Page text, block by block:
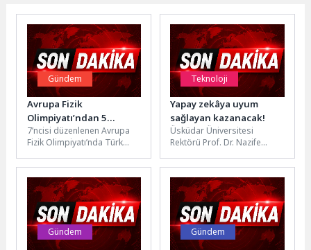
Gündem
Avrupa Fizik
Olimpiyatı’ndan 5
Madalyayla Döndüler
7’ncisi düzenlenen Avrupa
Fizik Olimpiyatı’nda Türk
ve 1 Bronz madalya...
Teknoloji
Yapay zekâya uyum
sağlayan kazanacak!
Üsküdar Üniversitesi
Rektörü Prof. Dr. Nazife
sektöründeki yapay zekâ ve
dijital teknolojilerle
dönüşümünü...
Gündem Gündem